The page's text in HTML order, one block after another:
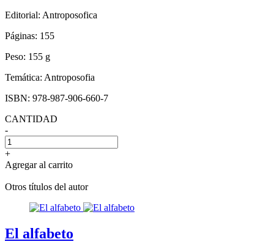
Editorial: Antroposofica
Páginas: 155
Peso: 155 g
Temática: Antroposofia
ISBN: 978-987-906-660-7
CANTIDAD
-
+
Agregar al carrito
Otros títulos del autor
El alfabeto